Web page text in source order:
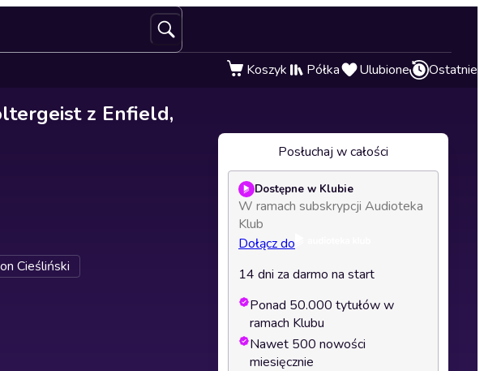
Koszyk Półka Ulubione Ostatnie
z Enfield,
Cieśliński
Posłuchaj w całości
Dostępne w Klubie
W ramach subskrypcji Audioteka
Klub
Dołącz do
14 dni za darmo na start
Ponad 50.000 tytułów w
ramach Klubu
Nawet 500 nowości
miesięcznie